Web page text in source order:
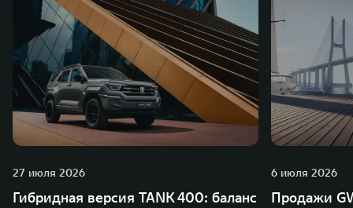
27 июля 2026
Гибридная версия TANK 400: баланс
6 июля 2026
Продажи